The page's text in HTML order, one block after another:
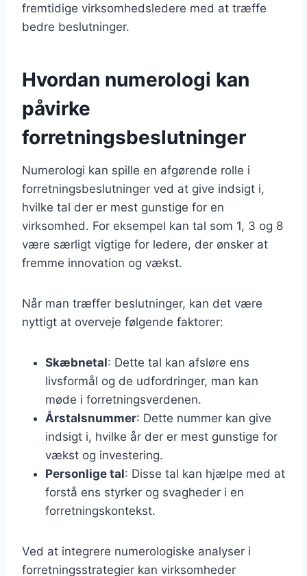
fremtidige virksomhedsledere med at træffe
bedre beslutninger.
Hvordan numerologi kan
påvirke
forretningsbeslutninger
Numerologi kan spille en afgørende rolle i
forretningsbeslutninger ved at give indsigt i,
hvilke tal der er mest gunstige for en
virksomhed. For eksempel kan tal som 1, 3 og 8
være særligt vigtige for ledere, der ønsker at
fremme innovation og vækst.
Når man træffer beslutninger, kan det være
nyttigt at overveje følgende faktorer:
Skæbnetal: Dette tal kan afsløre ens
livsformål og de udfordringer, man kan
møde i forretningsverdenen.
Årstalsnummer: Dette nummer kan give
indsigt i, hvilke år der er mest gunstige for
vækst og investering.
Personlige tal: Disse tal kan hjælpe med at
forstå ens styrker og svagheder i en
forretningskontekst.
Ved at integrere numerologiske analyser i
forretningsstrategier kan virksomheder